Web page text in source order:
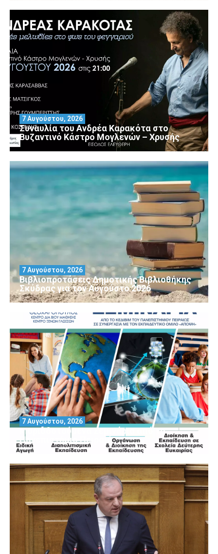
Συναυλία του Ανδρέα Καρακότα στο
Βυζαντινό Κάστρο Μογλενών – Χρυσής
7 Αυγούστου, 2026
Βιβλιοπροτάσεις Δημοτικής Βιβλιοθήκης
Σκύδρας για τον Αύγούστο 2026
7 Αυγούστου, 2026
Μοριοδοτούμενα Σεμινάρια από το
Πανεπιστήμιο Πειραιά
7 Αυγούστου, 2026